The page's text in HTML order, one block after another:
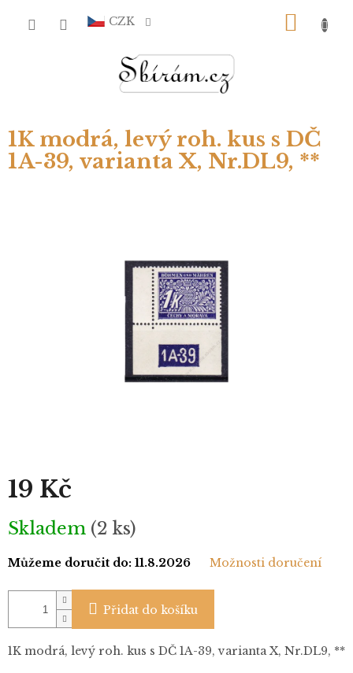
CZK
1K modrá, levý roh. kus s DČ
1A-39, varianta X, Nr.DL9, **
19 Kč
Měrná
cena:
Skladem (2 ks)
Můžeme doručit do: 11.8.2026 Možnosti doručení
Přidat do košíku
1K modrá, levý roh. kus s DČ 1A-39, varianta X, Nr.DL9, **